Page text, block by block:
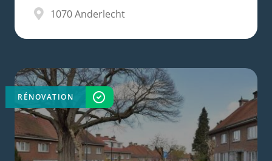
1070Anderlecht
RÉNOVATION TERMINÉ